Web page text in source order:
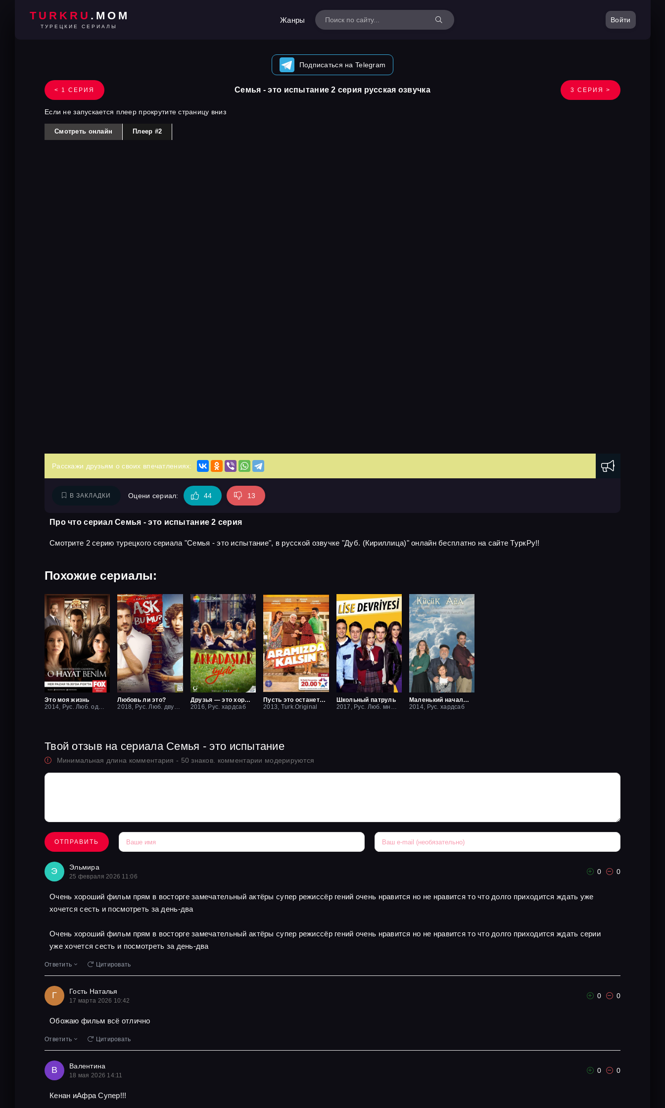
TURKRU .MOM
ТУРЕЦКИЕ СЕРИАЛЫ
Жанры Войти
Подписаться на Telegram
< 1 СЕРИЯ Семья - это испытание 2 серия русская озвучка 3 СЕРИЯ >
Если не запускается плеер прокрутите страницу вниз
Смотреть онлайн Плеер #2
Расскажи друзьям о своих впечатлениях:
В ЗАКЛАДКИ Оцени сериал: 44 13
Про что сериал Семья - это испытание 2 серия
Смотрите 2 серию турецкого сериала "Семья - это испытание", в русской озвучке "Дуб. (Кириллица)" онлайн бесплатно на сайте ТуркРу!!
Похожие сериалы:
Это моя жизнь
Любовь ли это?
Друзья — это хорошо
2016, Рус. хардсаб
Пусть это останется между нами
2013, Turk.Original
Школьный патруль
Маленький начальник
2014, Рус. хардсаб
Твой отзыв на сериала Семья - это испытание
Минимальная длина комментария - 50 знаков. комментарии модерируются
ОТПРАВИТЬ
Э Эльмира
25 февраля 2026 11:06
0 0
Очень хороший фильм прям в восторге замечательный актёры супер режиссёр гений очень нравится но не нравится то что долго приходится ждать уже
хочется сесть и посмотреть за день-два
Очень хороший фильм прям в восторге замечательный актёры супер режиссёр гений очень нравится но не нравится то что долго приходится ждать серии
уже хочется сесть и посмотреть за день-два
Ответить Цитировать
Г Гость Наталья
17 марта 2026 10:42
0 0
Обожаю фильм всё отлично
Ответить Цитировать
В Валентина
18 мая 2026 14:11
0 0
Кенан иАфра Супер!!!